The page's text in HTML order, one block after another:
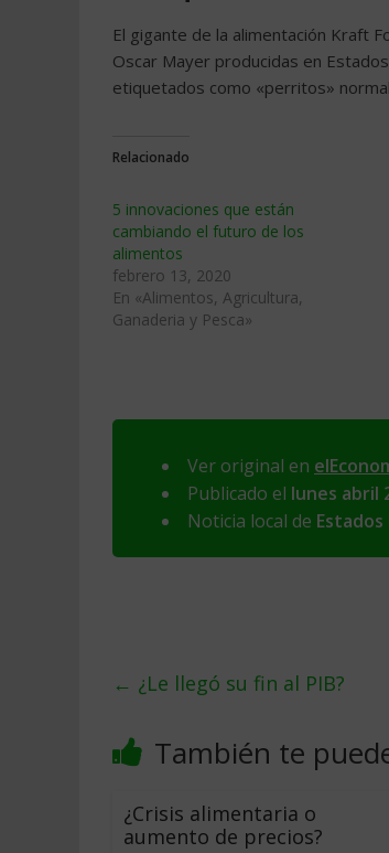
El gigante de la alimentación Kraft
Oscar Mayer producidas en
etiquetados como «perritos»
Relacionado
5 innovaciones que están
cambiando el futuro de los
alimentos
febrero 13, 2020
En «Alimentos, Agricultura,
Ganaderia y Pesca»
Ver original en
Publicado el lunes abril
Noticia local de Estados
← ¿Le llegó su fin al PIB?
También te
¿Crisis alimentaria o
aumento de precios?